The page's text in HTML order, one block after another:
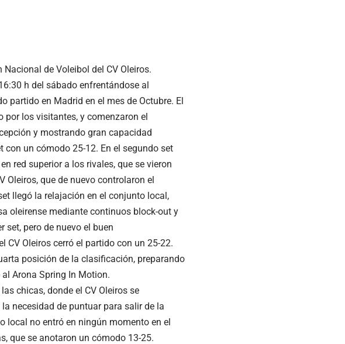
de Voleibol del CV Oleiros.
h del sábado enfrentándose al
partido en Madrid en el mes de Octubre. El
por los visitantes, y comenzaron el
y mostrando gran capacidad
un cómodo 25-12. En el segundo set
red superior a los rivales, que se vieron
Oleiros, que de nuevo controlaron el
llegó la relajación en el conjunto local,
oleirense mediante continuos block-out y
set, pero de nuevo el buen
CV Oleiros cerró el partido con un 25-22.
posición de la clasificación, preparando
Arona Spring In Motion.
chicas, donde el CV Oleiros se
necesidad de puntuar para salir de la
local no entró en ningún momento en el
que se anotaron un cómodo 13-25.